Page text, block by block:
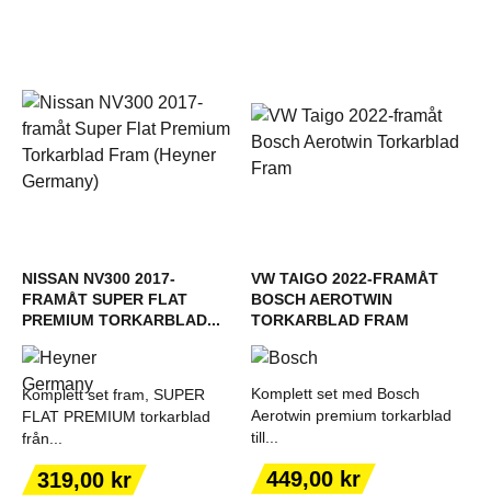
NISSAN NV300 2017-
FRAMÅT SUPER FLAT
PREMIUM TORKARBLAD...
Komplett set fram, SUPER
FLAT PREMIUM torkarblad
från...
Pris
319,00 kr
VW TAIGO 2022-FRAMÅT
BOSCH AEROTWIN
TORKARBLAD FRAM
Komplett set med Bosch
Aerotwin premium torkarblad
till...
Pris
449,00 kr